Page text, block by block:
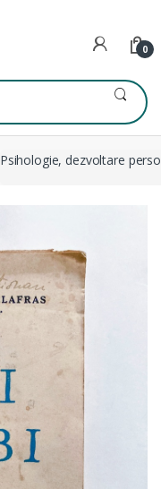
0
Psihologie, dezvoltare